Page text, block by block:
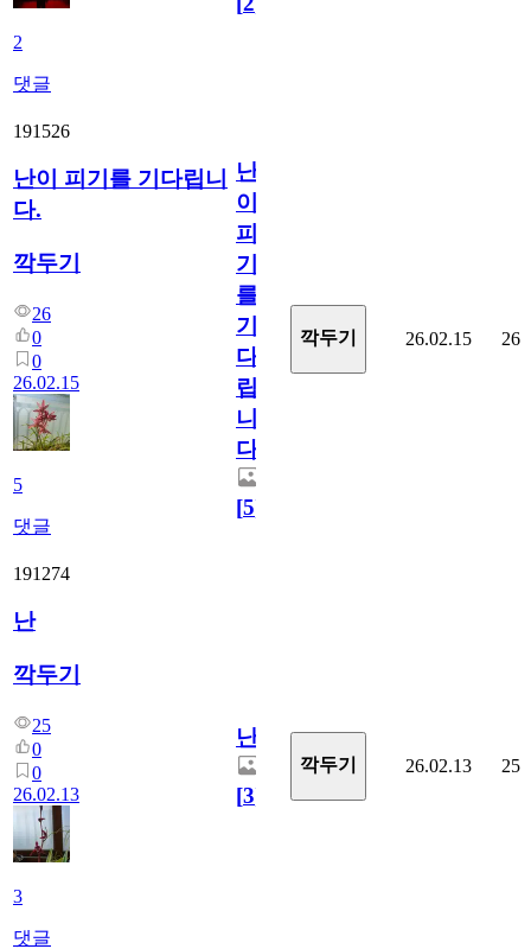
2
댓글
191526
난이 피기를 기다립니
다.
깍두기
26
0
0
26.02.15
5
댓글
난
이
피
기
를
기
다
립
니
다.
[5]
깍두기 26.02.15 26
191274
난
깍두기
25
0
0
26.02.13
3
댓글
난
[3]
깍두기 26.02.13 25